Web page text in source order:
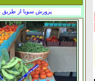
پرورش سویا از طریق